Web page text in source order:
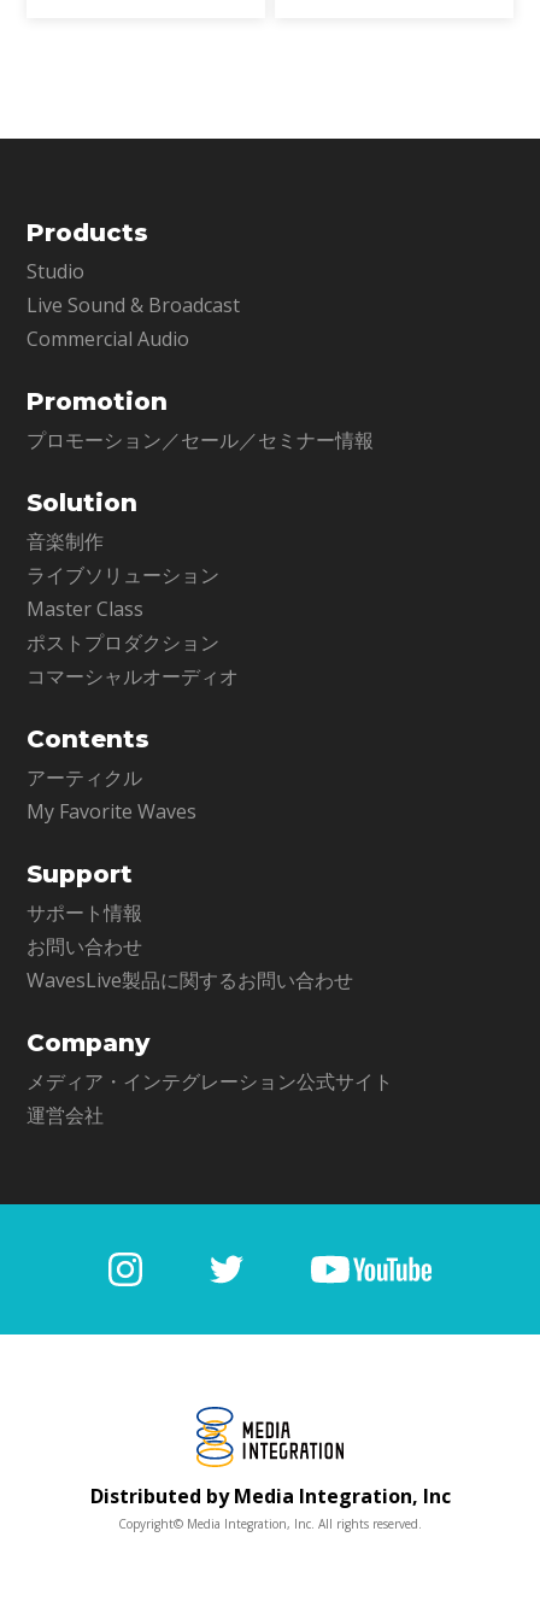
Products
Studio
Live Sound & Broadcast
Commercial Audio
Promotion
プロモーション／セール／セミナー情報
Solution
音楽制作
ライブソリューション
Master Class
ポストプロダクション
コマーシャルオーディオ
Contents
アーティクル
My Favorite Waves
Support
サポート情報
お問い合わせ
WavesLive製品に関するお問い合わせ
Company
メディア・インテグレーション公式サイト
運営会社
Distributed by Media Integration, Inc
Copyright© Media Integration, Inc. All rights reserved.